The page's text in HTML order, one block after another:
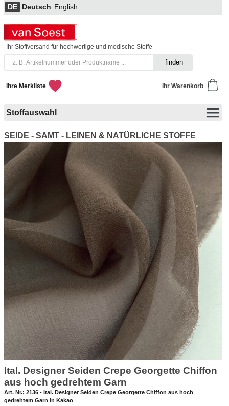
DE Deutsch English
Ihr Stoffversand für hochwertige und modische Stoffe
Ihr Warenkorb
Ihre Merkliste
Stoffauswahl
SEIDE - SAMT - LEINEN & NATÜRLICHE STOFFE
Ital. Designer Seiden Crepe Georgette Chiffon
aus hoch gedrehtem Garn
Art. Nr.: 2136 - Ital. Designer Seiden Crepe Georgette Chiffon aus hoch
gedrehtem Garn in Kakao